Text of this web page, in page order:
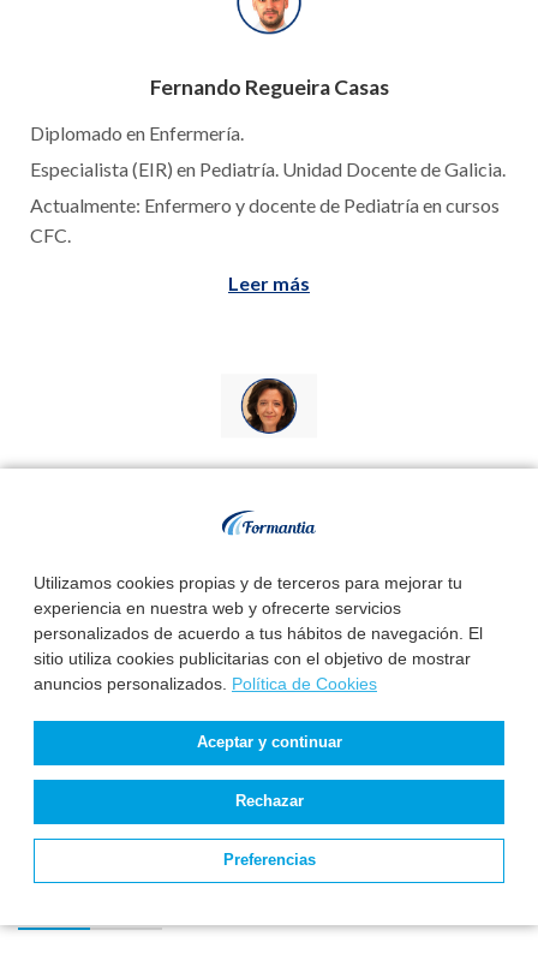
Utilizamos cookies propias y de terceros para mejorar tu
experiencia en nuestra web y ofrecerte servicios
personalizados de acuerdo a tus hábitos de navegación. El
sitio utiliza cookies publicitarias con el objetivo de mostrar
anuncios personalizados. Política de Cookies
Aceptar y continuar
Rechazar
Preferencias
Fernando Regueira Casas
Diplomado en Enfermería.
Especialista (EIR) en Pediatría. Unidad Docente de Galicia.
Actualmente: Enfermero y docente de Pediatría en cursos
CFC.
Leer más
Doctora en Medicina Cum Laude (UCM).
Especialista en Medicina Preventiva y Salud Pública (Vía
MIR).
Presidenta de la Sociedad Científica SOGALCA: Sociedad
Gallega de Calidad Asistencial.
Leer más
Testimonios